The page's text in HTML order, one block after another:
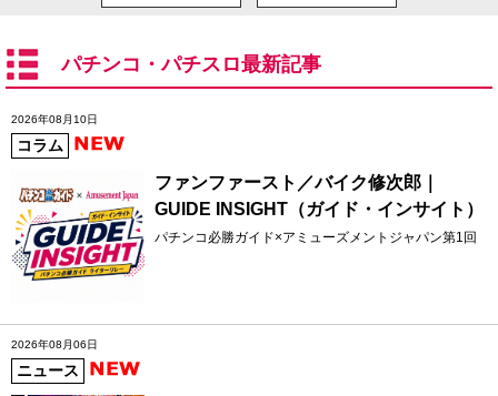
パチンコ・パチスロ最新記事
2026年08月10日
コラム
ファンファースト／バイク修次郎｜
GUIDE INSIGHT（ガイド・インサイト）
パチンコ必勝ガイド×アミューズメントジャパン第1回
2026年08月06日
ニュース